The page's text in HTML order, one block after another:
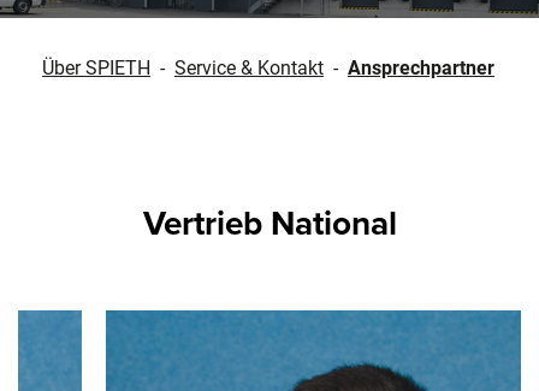
Über SPIETH - Service & Kontakt - Ansprechpartner
Vertrieb National
Slider überspringen